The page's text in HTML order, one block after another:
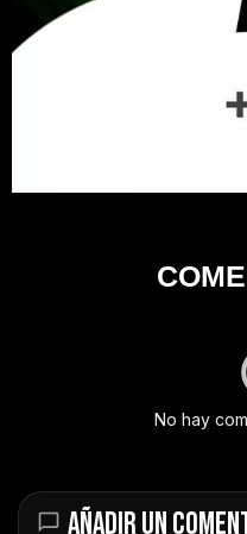
No hay
AÑADIR UN